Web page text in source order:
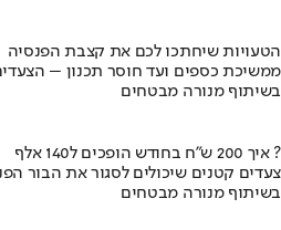
הטעויות שיחתכו לכם את קצבת הפנסיה
ממשיכת כספים ועד חוסר תכנון –
בשיתוף מנורה מבטחים
איך 200 ש"ח בחודש הופכים ל140 אלף ?
צעדים קטנים שיכולים לסגור את הבור
בשיתוף מנורה מבטחים